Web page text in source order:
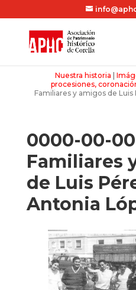
Nuestra historia |
procesiones,
Familiares y amigos de Luis
0000-00-
Familiares
de Luis
Antonia